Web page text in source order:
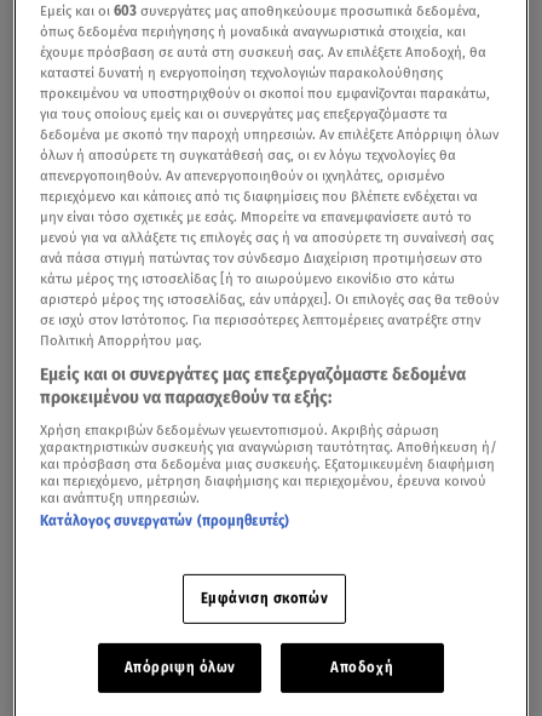
Εμείς και οι603 συνεργάτες μας αποθηκεύουμε προσωπικά δεδομένα,
όπως δεδομένα περιήγησης ή μοναδικά αναγνωριστικά στοιχεία, και
έχουμε πρόσβαση σε αυτά στη συσκευή σας. Αν επιλέξετε Αποδοχή, θα
καταστεί δυνατή η ενεργοποίηση τεχνολογιών παρακολούθησης
προκειμένου να υποστηριχθούν οι σκοποί που εμφανίζονται παρακάτω,
για τους οποίους εμείς και οι συνεργάτες μας επεξεργαζόμαστε τα
δεδομένα με σκοπό την παροχή υπηρεσιών. Αν επιλέξετε Απόρριψη όλων
όλων ή αποσύρετε τη συγκατάθεσή σας, οι εν λόγω τεχνολογίες θα
απενεργοποιηθούν. Αν απενεργοποιηθούν οι ιχνηλάτες, ορισμένο
περιεχόμενο και κάποιες από τις διαφημίσεις που βλέπετε ενδέχεται να
μην είναι τόσο σχετικές με εσάς. Μπορείτε να επανεμφανίσετε αυτό το
μενού για να αλλάξετε τις επιλογές σας ή να αποσύρετε τη συναίνεσή σας
ανά πάσα στιγμή πατώντας τον σύνδεσμο Διαχείριση προτιμήσεων στο
κάτω μέρος της ιστοσελίδας [ή το αιωρούμενο εικονίδιο στο κάτω
αριστερό μέρος της ιστοσελίδας, εάν υπάρχει]. Οι επιλογές σας θα τεθούν
σε ισχύ στον Ιστότοπος. Για περισσότερες λεπτομέρειες ανατρέξτε στην
Πολιτική Απορρήτου μας.
Εμείς και οι συνεργάτες μας επεξεργαζόμαστε δεδομένα
προκειμένου να παρασχεθούν τα εξής:
Χρήση επακριβών δεδομένων γεωεντοπισμού. Ακριβής σάρωση
χαρακτηριστικών συσκευής για αναγνώριση ταυτότητας. Αποθήκευση ή/
και πρόσβαση στα δεδομένα μιας συσκευής. Εξατομικευμένη διαφήμιση
και περιεχόμενο, μέτρηση διαφήμισης και περιεχομένου, έρευνα κοινού
και ανάπτυξη υπηρεσιών.
Κατάλογος συνεργατών (προμηθευτές)
Εμφάνιση σκοπών
Απόρριψη όλων Αποδοχή